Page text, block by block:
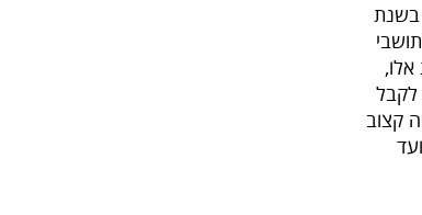
לקבל
קצוב